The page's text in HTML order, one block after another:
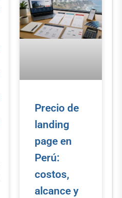
Precio de
landing
page en
Perú:
costos,
alcance y